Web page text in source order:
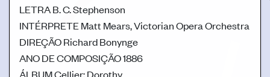
LETRAB. C. Stephenson
INTÉRPRETE Matt Mears, Victorian Opera Orchestra
DIREÇÃORichard Bonynge
ANO DE COMPOSIÇÃO1886
ÁLBUMCellier: Dorothy